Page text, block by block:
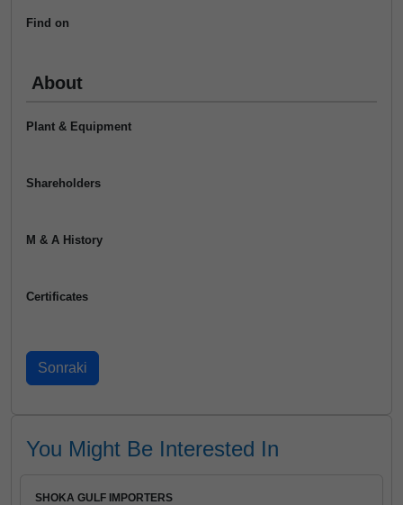
Find on
About
Plant & Equipment
Shareholders
M & A History
Certificates
You Might Be Interested In
SHOKA GULF IMPORTERS